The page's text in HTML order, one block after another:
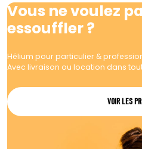
Vous ne voulez
essouffler ?
Hélium pour particulier &
Avec livraison ou location dans
VOIR LES